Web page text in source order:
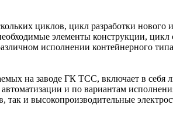
циклов, цикл разработки
элементы конструкции,
исполнении контейнерного
на заводе ГК ТСС, включает в
и по вариантам
так и высокопроизводительные